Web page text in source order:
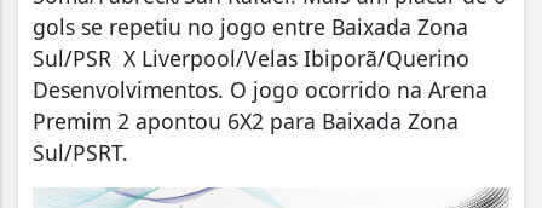
gols se repetiu no jogo entre Baixada Zona
Sul/PSR X Liverpool/Velas Ibiporã/Querino
Desenvolvimentos. O jogo ocorrido na Arena
Premim 2 apontou 6X2 para Baixada Zona
Sul/PSRT.